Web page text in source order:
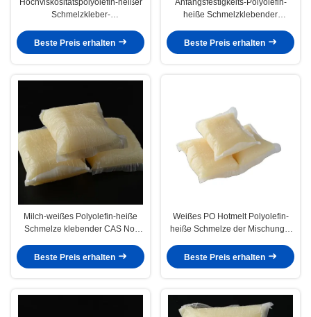
Hochviskositätspolyolefin-heißer
Schmelzkleber-
Zusammensetzung
Beste Preis erhalten
Anfangsfestigkeits-Polyolefin-
heiße Schmelzklebender
Beste Preis erhalten
Milch-weißes Polyolefin-heiße
Schmelze klebender CAS No.
Beste Preis erhalten
Weißes PO Hotmelt Polyolefin-
heiße Schmelze der Mischungs-
Beste Preis erhalten